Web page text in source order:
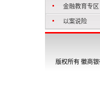
金融教育专区
以案说险
版权所有 徽商